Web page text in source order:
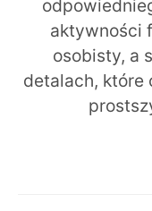
aktywności
osobisty, a
detalach, które